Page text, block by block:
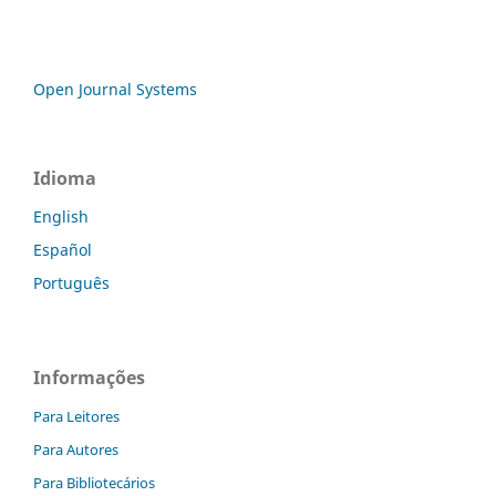
Open Journal Systems
Idioma
English
Español
Português
Informações
Para Leitores
Para Autores
Para Bibliotecários